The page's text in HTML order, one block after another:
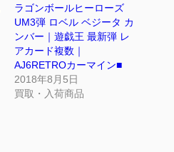
ラゴンボールヒーローズ
UM3弾 ロベル ベジータ カ
ンバー｜遊戯王 最新弾 レ
アカード複数｜
AJ6RETROカーマイン■
2018年8月5日
買取・入荷商品